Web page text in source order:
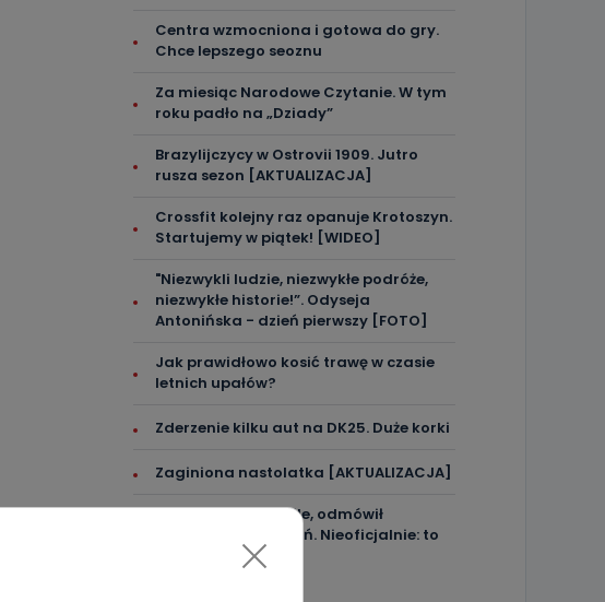
Centra wzmocniona i gotowa do gry.
Chce lepszego seoznu
Za miesiąc Narodowe Czytanie. W tym
roku padło na „Dziady”
Brazylijczycy w Ostrovii 1909. Jutro
rusza sezon [AKTUALIZACJA]
Crossfit kolejny raz opanuje Krotoszyn.
Startujemy w piątek! [WIDEO]
"Niezwykli ludzie, niezwykłe podróże,
niezwykłe historie!”. Odyseja
Antonińska - dzień pierwszy [FOTO]
Jak prawidłowo kosić trawę w czasie
letnich upałów?
Zderzenie kilku aut na DK25. Duże korki
Zaginiona nastolatka [AKTUALIZACJA]
Miał blisko 3 promile, odmówił
składania wyjaśnień. Nieoficjalnie: to
kaliski urzędnik